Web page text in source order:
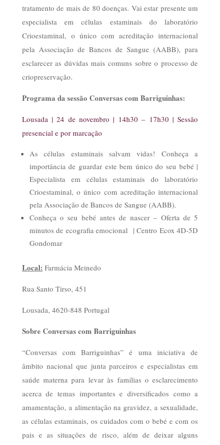
tratamento de mais de 80 doenças. Vai estar presente um
especialista em células estaminais do laboratório
Crioestaminal, o único com acreditação internacional
pela Associação de Bancos de Sangue (AABB), para
esclarecer as dúvidas mais comuns sobre o processo de
criopreservação.
Programa da sessão Conversas com Barriguinhas:
Lousada | 24 de novembro | 14h30 – 17h30 | Sessão
presencial e por marcação
As células estaminais salvam vidas! Conheça a
importância de guardar este bem único do seu bebé |
Especialista em células estaminais do laboratório
Crioestaminal, o único com acreditação internacional
pela Associação de Bancos de Sangue (AABB).
Conheça o seu bebé antes de nascer – Oferta de 5
minutos de ecografia emocional | Centro Ecox 4D-5D
Gondomar
Local: Farmácia Meinedo
Rua Santo Tirso, 451
Lousada, 4620-848 Portugal
Sobre Conversas com Barriguinhas
“Conversas com Barriguinhas” é uma iniciativa de
âmbito nacional que junta parceiros e especialistas em
saúde materna para levar às famílias o esclarecimento
acerca de temas importantes e diversificados como a
amamentação, a alimentação na gravidez, a sexualidade,
as células estaminais, os cuidados com o bebé e com os
pais e as situações de risco, além de deixar alguns